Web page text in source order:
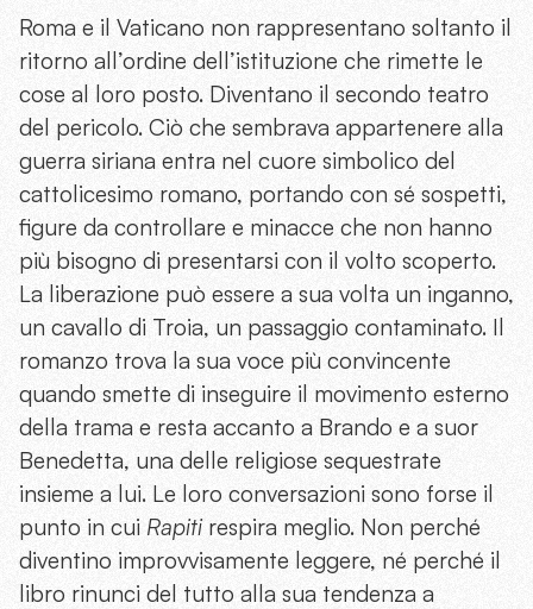
Roma e il Vaticano non rappresentano soltanto il
ritorno all’ordine dell’istituzione che rimette le
cose al loro posto. Diventano il secondo teatro
del pericolo. Ciò che sembrava appartenere alla
guerra siriana entra nel cuore simbolico del
cattolicesimo romano, portando con sé sospetti,
figure da controllare e minacce che non hanno
più bisogno di presentarsi con il volto scoperto.
La liberazione può essere a sua volta un inganno,
un cavallo di Troia, un passaggio contaminato. Il
romanzo trova la sua voce più convincente
quando smette di inseguire il movimento esterno
della trama e resta accanto a Brando e a suor
Benedetta, una delle religiose sequestrate
insieme a lui. Le loro conversazioni sono forse il
punto in cui Rapitirespira meglio. Non perché
diventino improvvisamente leggere, né perché il
libro rinunci del tutto alla sua tendenza a